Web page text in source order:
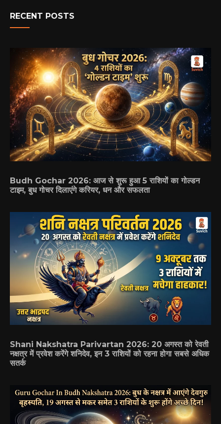
RECENT POSTS
Budh Gochar 2026: आज से शुरू हुआ 5 राशियों का गोल्डन
टाइम, बुध गोचर दिलाएंगे करियर, धन और सफलता
Shani Nakshatra Parivartan 2026: 20 अगस्त को रेवती
नक्षत्र में प्रवेश करेंगे शनिदेव, इन 3 राशियों को रहना होगा सबसे अधिक
सतर्क